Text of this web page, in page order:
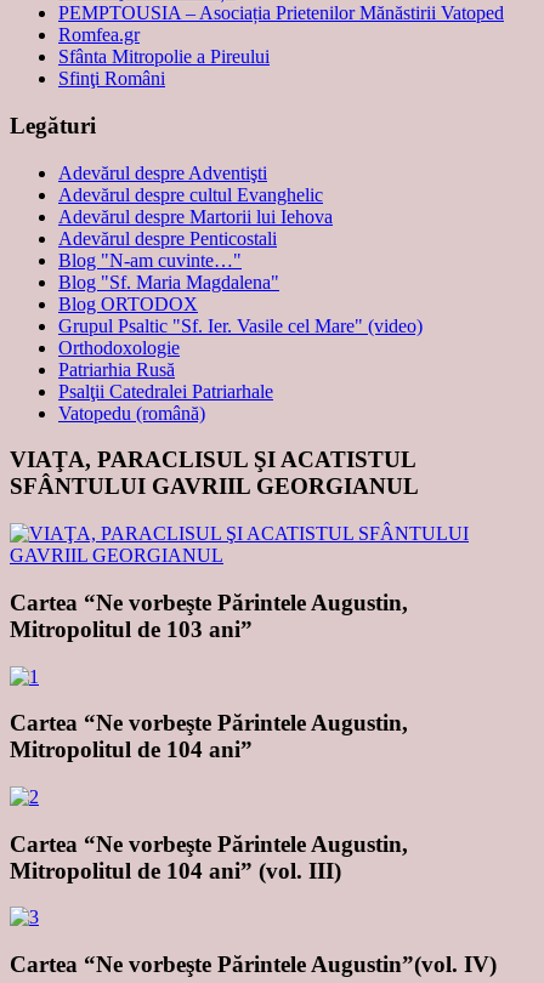
PEMPTOUSIA – Asociația Prietenilor Mănăstirii Vatoped
Romfea.gr
Sfânta Mitropolie a Pireului
Sfinţi Români
Legături
Adevărul despre Adventişti
Adevărul despre cultul Evanghelic
Adevărul despre Martorii lui Iehova
Adevărul despre Penticostali
Blog "N-am cuvinte…"
Blog "Sf. Maria Magdalena"
Blog ORTODOX
Grupul Psaltic "Sf. Ier. Vasile cel Mare" (video)
Orthodoxologie
Patriarhia Rusă
Psalţii Catedralei Patriarhale
Vatopedu (română)
VIAŢA, PARACLISUL ŞI ACATISTUL
SFÂNTULUI GAVRIIL GEORGIANUL
Cartea “Ne vorbeşte Părintele Augustin,
Mitropolitul de 103 ani”
Cartea “Ne vorbeşte Părintele Augustin,
Mitropolitul de 104 ani”
Cartea “Ne vorbeşte Părintele Augustin,
Mitropolitul de 104 ani” (vol. III)
Cartea “Ne vorbeşte Părintele Augustin”(vol. IV)